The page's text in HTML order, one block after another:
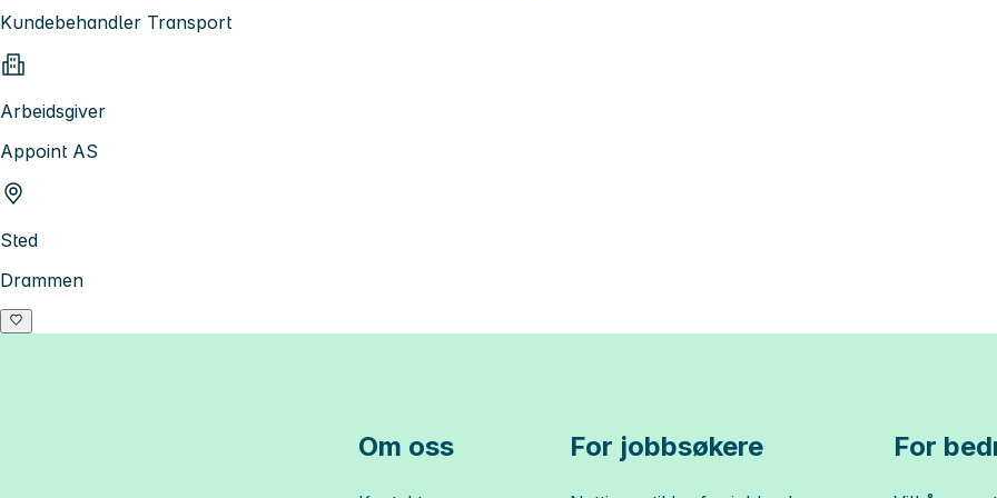
Kundebehandler Transport
Arbeidsgiver
Appoint AS
Sted
Drammen
Om oss For jobbsøkere For